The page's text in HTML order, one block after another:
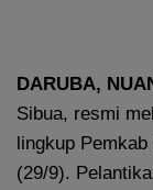
DARUBA,
Sibua, resmi
lingkup
(29/9).